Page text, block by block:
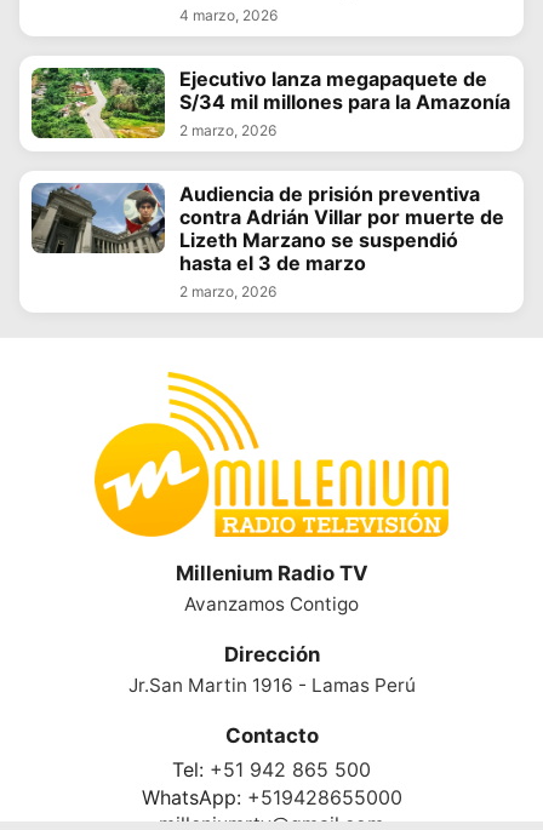
4 marzo, 2026
Ejecutivo lanza megapaquete de
S/34 mil millones para la Amazonía
2 marzo, 2026
Audiencia de prisión preventiva
contra Adrián Villar por muerte de
Lizeth Marzano se suspendió
hasta el 3 de marzo
2 marzo, 2026
Millenium Radio TV
Avanzamos Contigo
Dirección
Jr.San Martin 1916 - Lamas Perú
Contacto
Tel: +51 942 865 500
WhatsApp: +519428655000
milleniumrtv@gmail.com